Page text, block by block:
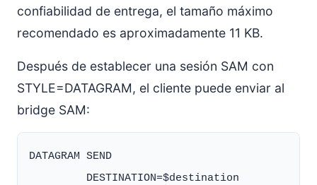
confiabilidad de entrega, el tamaño máximo
recomendado es aproximadamente 11 KB.
Después de establecer una sesión SAM con
STYLE=DATAGRAM, el cliente puede enviar al
bridge SAM:
DATAGRAM SEND
         DESTINATION=$destination